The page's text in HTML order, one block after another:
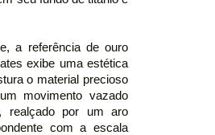
a referência de ouro
exibe uma estética
o material precioso
movimento vazado
realçado por um aro
com a escala